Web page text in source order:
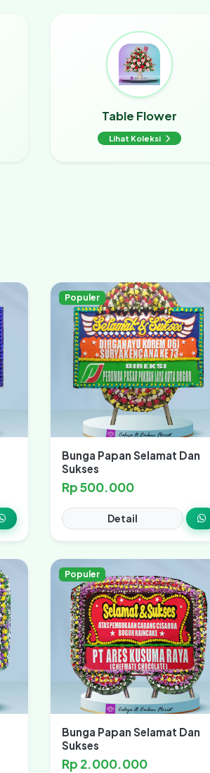
Table Flower
Lihat Koleksi
Populer
Bunga Papan Selamat Dan
Sukses
Rp 500.000
Detail
Populer
Bunga Papan Selamat Dan
Sukses
Rp 2.000.000